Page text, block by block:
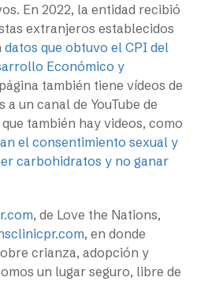
En 2022, la entidad recibió
extranjeros establecidos
datos que obtuvo el CPI del
Económico y
también tiene vídeos de
un canal de YouTube de
también hay videos, como
el consentimiento sexual y
carbohidratos y no ganar
, de Love the Nations,
, en donde
crianza, adopción y
un lugar seguro, libre de